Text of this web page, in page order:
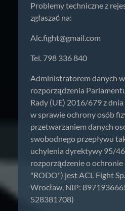
Problemy techniczne z
zgłaszać na:
Alc.fight@gmail.com
Tel. 798 336 840
Administratorem danych
rozporządzenia
Rady (UE) 2016/679 z
w sprawie ochrony osób
przetwarzaniem danych
swobodnego przepływu
uchylenia dyrektywy 95/
rozporządzenie o ochronie
"RODO") jest ACL Fight
Wrocław, NIP:
528381708)